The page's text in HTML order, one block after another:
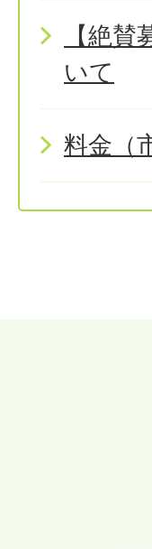
【絶
いて
料金（